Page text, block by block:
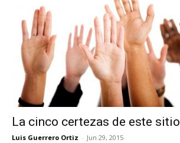
La cinco certezas de este sitio
Luis Guerrero Ortiz - Jun 29, 2015